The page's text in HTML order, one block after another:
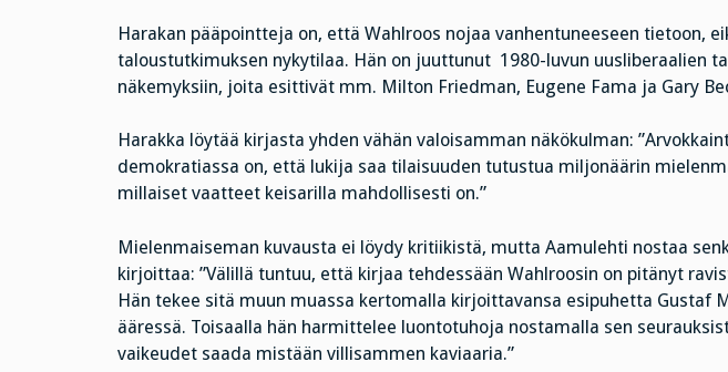
Harakan pääpointteja on, että Wahlroos nojaa vanhentuneeseen tietoon,
taloustutkimuksen nykytilaa. Hän on juuttunut 1980-luvun uusliberaalien
näkemyksiin, joita esittivät mm. Milton Friedman, Eugene Fama ja Gary
Harakka löytää kirjasta yhden vähän valoisamman näkökulman:
demokratiassa on, että lukija saa tilaisuuden tutustua miljonäärin
millaiset vaatteet keisarilla mahdollisesti on.”
Mielenmaiseman kuvausta ei löydy kritiikistä, mutta Aamulehti nostaa
kirjoittaa: ”Välillä tuntuu, että kirjaa tehdessään Wahlroosin on pitänyt
Hän tekee sitä muun muassa kertomalla kirjoittavansa esipuhetta Gustaf
ääressä. Toisaalla hän harmittelee luontotuhoja nostamalla sen
vaikeudet saada mistään villisammen kaviaaria.”